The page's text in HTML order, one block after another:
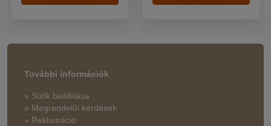
További információk
» Sütik beállítása
» Megrendelői kérdések
» Reklamáció